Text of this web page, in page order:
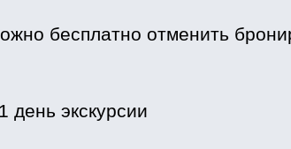
бесплатно отменить
экскурсии